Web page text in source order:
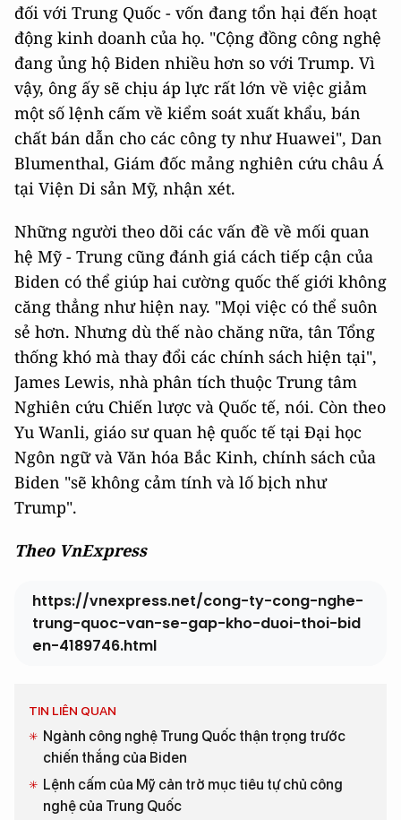
đối với Trung Quốc - vốn đang tổn hại đến hoạt
động kinh doanh của họ. "Cộng đồng công nghệ
đang ủng hộ Biden nhiều hơn so với Trump. Vì
vậy, ông ấy sẽ chịu áp lực rất lớn về việc giảm
một số lệnh cấm về kiểm soát xuất khẩu, bán
chất bán dẫn cho các công ty như Huawei", Dan
Blumenthal, Giám đốc mảng nghiên cứu châu Á
tại Viện Di sản Mỹ, nhận xét.
Những người theo dõi các vấn đề về mối quan
hệ Mỹ - Trung cũng đánh giá cách tiếp cận của
Biden có thể giúp hai cường quốc thế giới không
căng thẳng như hiện nay. "Mọi việc có thể suôn
sẻ hơn. Nhưng dù thế nào chăng nữa, tân Tổng
thống khó mà thay đổi các chính sách hiện tại",
James Lewis, nhà phân tích thuộc Trung tâm
Nghiên cứu Chiến lược và Quốc tế, nói. Còn theo
Yu Wanli, giáo sư quan hệ quốc tế tại Đại học
Ngôn ngữ và Văn hóa Bắc Kinh, chính sách của
Biden "sẽ không cảm tính và lố bịch như
Trump".
Theo VnExpress
https://vnexpress.net/cong-ty-cong-nghe-
trung-quoc-van-se-gap-kho-duoi-thoi-bid
en-4189746.html
TIN LIÊN QUAN
Ngành công nghệ Trung Quốc thận trọng trước
chiến thắng của Biden
Lệnh cấm của Mỹ cản trở mục tiêu tự chủ công
nghệ của Trung Quốc